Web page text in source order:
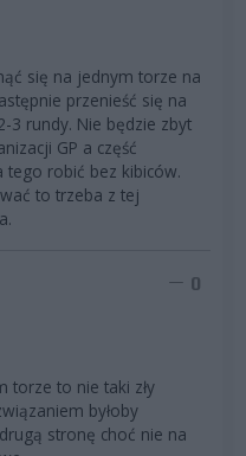
się na jednym torze na
przenieść się na
3 rundy. Nie będzie zbyt
GP a część
tego robić bez kibiców.
to trzeba z tej
0
torze to nie taki zły
byłoby
stronę choć nie na